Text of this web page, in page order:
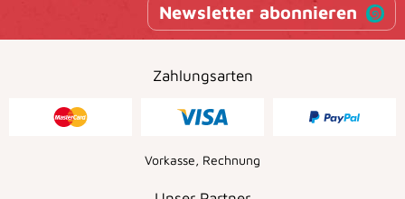
Newsletter abonnieren
Zahlungsarten
Vorkasse, Rechnung